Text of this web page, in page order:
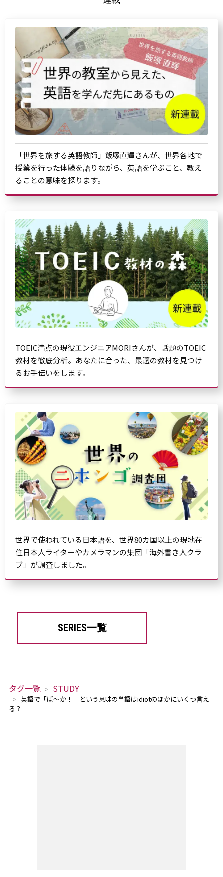
「世界を旅する英語教師」飯塚直輝さんが、世界各地で
授業を行った体験を語りながら、英語を学ぶこと、教え
ることの意味を探ります。
TOEIC満点の現役エンジニアMORIさんが、話題のTOEIC
教材を徹底分析。あなたに合った、最適の教材を見つけ
るお手伝いをします。
世界で使われている日本語を、世界80カ国以上の現地在
住日本人ライターやカメラマンの集団「海外書き人クラ
ブ」が調査しました。
SERIES一覧
タグ一覧 STUDY
英語で「ば～か！」という意味の単語はidiotのほかにいくつ言え
る？